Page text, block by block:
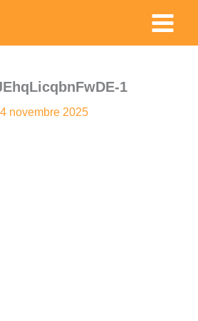
Main
Menu
1
novembre 2025